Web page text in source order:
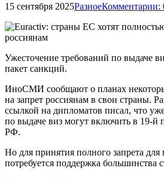
15 сентября 2025РазноеКомментарии:
Ужесточение требований по выдаче
пакет санкций.
ИноСМИ сообщают о планах
на запрет россиянам в свои страны.
ссылкой на дипломатов писал, что
по выдаче виз могут включить в 19-й
РФ.
Но для принятия полного запрета для
потребуется поддержка большинства